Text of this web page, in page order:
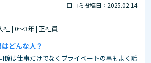
口コミ投稿日：2025.02.14
社 | 0～3年 | 正社員
どんな人？
僚は仕事だけでなくプライベートの事もよく話